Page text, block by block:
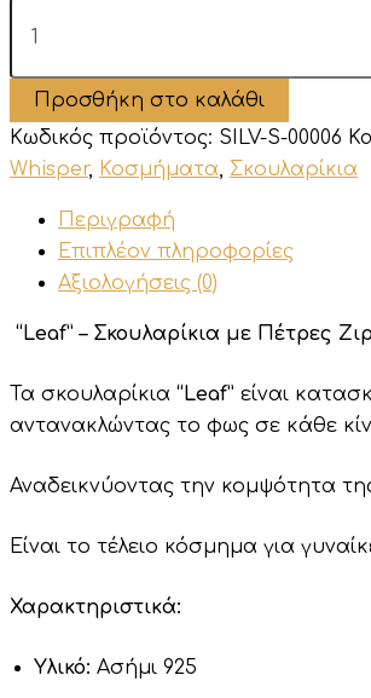
"Leaf"
με
Πέτρες
Ζιργκόν
ποσότητα
Προσθήκη στο καλάθι
Κωδικός προϊόντος: SILV-S-00006
Whisper, Κοσμήματα, Σκουλαρίκια
Περιγραφή
Επιπλέον πληροφορίες
Αξιολογήσεις (0)
“Leaf” – Σκουλαρίκια με Πέτρες
Τα σκουλαρίκια “Leaf” είναι
αντανακλώντας το φως σε κάθε
Αναδεικνύοντας την κομψότητα
Είναι το τέλειο κόσμημα για
Χαρακτηριστικά:
Υλικό: Ασήμι 925